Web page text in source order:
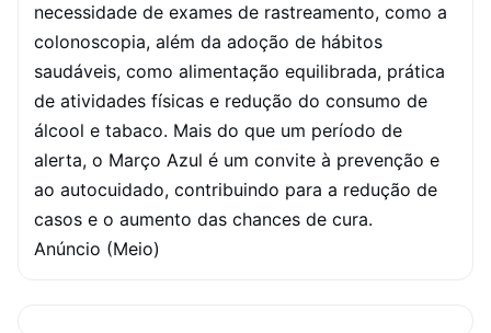
necessidade de exames de rastreamento, como a
colonoscopia, além da adoção de hábitos
saudáveis, como alimentação equilibrada, prática
de atividades físicas e redução do consumo de
álcool e tabaco. Mais do que um período de
alerta, o Março Azul é um convite à prevenção e
ao autocuidado, contribuindo para a redução de
casos e o aumento das chances de cura.
Anúncio (Meio)